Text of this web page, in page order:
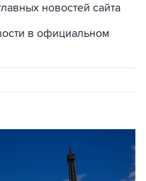
новостей сайта
в официальном